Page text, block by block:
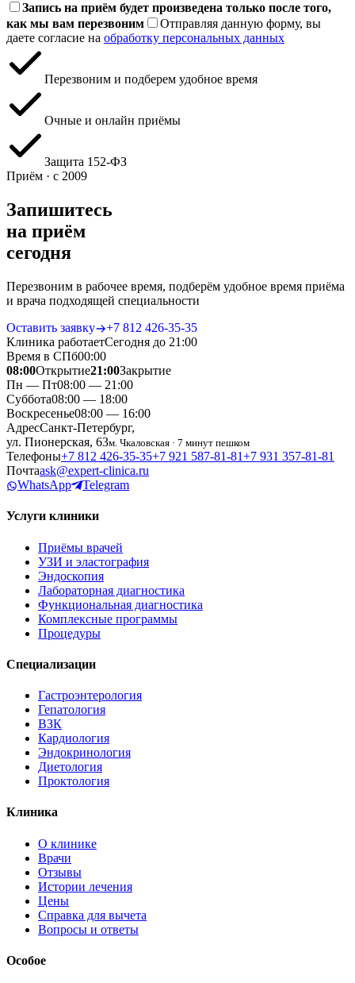
Запись на приём будет произведена только после того,
как мы вам перезвоним
Отправляя данную форму, вы
даете согласие на обработку персональных данных
Перезвоним и подберем удобное время
Очные и онлайн приёмы
Защита 152‑ФЗ
Приём · с 2009
Запишитесь
на приём
сегодня
Перезвоним в рабочее время, подберём удобное время приёма
и врача подходящей специальности
Оставить заявку
+7 812 426‑35‑35
Клиника работаетСегодня до 21:00
Время в СПб00:00
08:00Открытие21:00Закрытие
Пн — Пт08:00 — 21:00
Суббота08:00 — 18:00
Воскресенье08:00 — 16:00
АдресСанкт-Петербург,
ул. Пионерская, 63м. Чкаловская · 7 минут пешком
Телефоны+7 812 426‑35‑35+7 921 587‑81‑81+7 931 357‑81‑81
Почтаask@expert-clinica.ru
WhatsApp
Telegram
Услуги клиники
Приёмы врачей
УЗИ и эластография
Эндоскопия
Лабораторная диагностика
Функциональная диагностика
Комплексные программы
Процедуры
Специализации
Гастроэнтерология
Гепатология
ВЗК
Кардиология
Эндокринология
Диетология
Проктология
Клиника
О клинике
Врачи
Отзывы
Истории лечения
Цены
Справка для вычета
Вопросы и ответы
Особое